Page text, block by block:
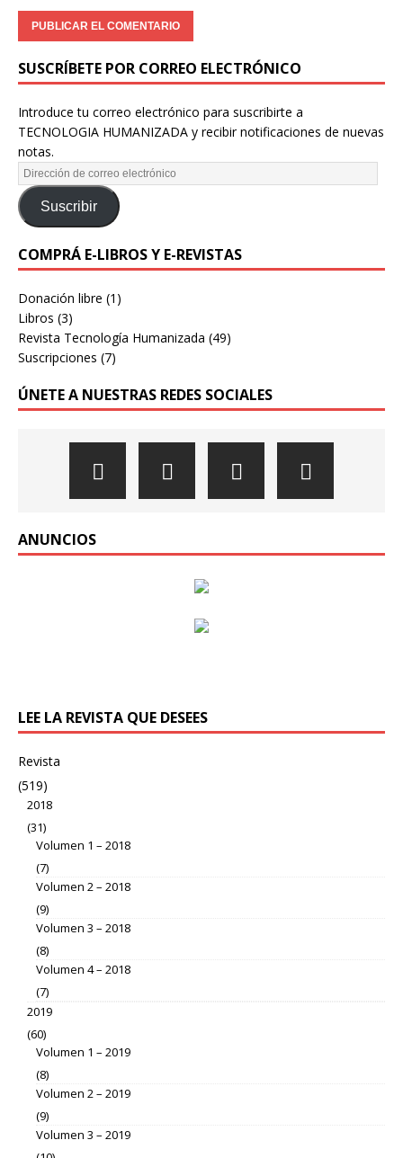
SUSCRÍBETE POR CORREO ELECTRÓNICO
Introduce tu correo electrónico para suscribirte a
TECNOLOGIA HUMANIZADA y recibir notificaciones de nuevas
notas.
Suscribir
COMPRÁ E-LIBROS Y E-REVISTAS
Donación libre (1)
Libros (3)
Revista Tecnología Humanizada (49)
Suscripciones (7)
ÚNETE A NUESTRAS REDES SOCIALES
ANUNCIOS
LEE LA REVISTA QUE DESEES
Revista
(519)
2018
(31)
Volumen 1 – 2018
(7)
Volumen 2 – 2018
(9)
Volumen 3 – 2018
(8)
Volumen 4 – 2018
(7)
2019
(60)
Volumen 1 – 2019
(8)
Volumen 2 – 2019
(9)
Volumen 3 – 2019